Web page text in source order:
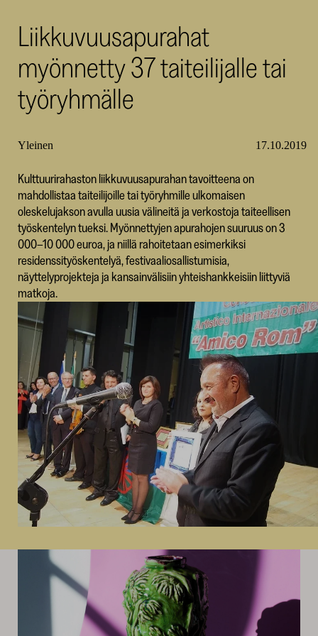
Liikkuvuusapurahat
myönnetty 37 taiteilijalle tai
työryhmälle
Yleinen 17.10.2019
Kulttuurirahaston liikkuvuusapurahan tavoitteena on
mahdollistaa taiteilijoille tai työryhmille ulkomaisen
oleskelujakson avulla uusia välineitä ja verkostoja taiteellisen
työskentelyn tueksi. Myönnettyjen apurahojen suuruus on 3
000–10 000 euroa, ja niillä rahoitetaan esimerkiksi
residenssityöskentelyä, festivaaliosallistumisia,
näyttelyprojekteja ja kansainvälisiin yhteishankkeisiin liittyviä
matkoja.